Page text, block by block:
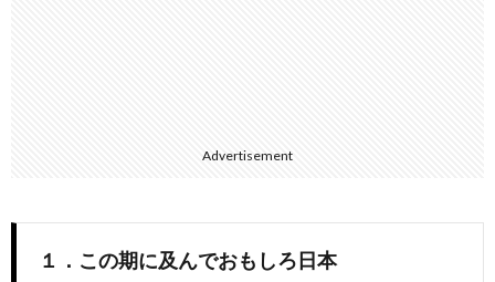
Advertisement
１．この期に及んでおもしろ日本